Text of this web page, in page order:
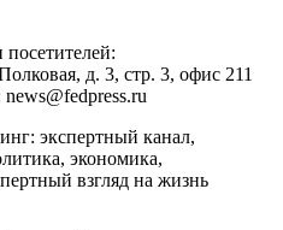
д. 3, стр. 3, офис 211
news@fedpress.ru
экспертный канал,
экономика,
взгляд на жизнь